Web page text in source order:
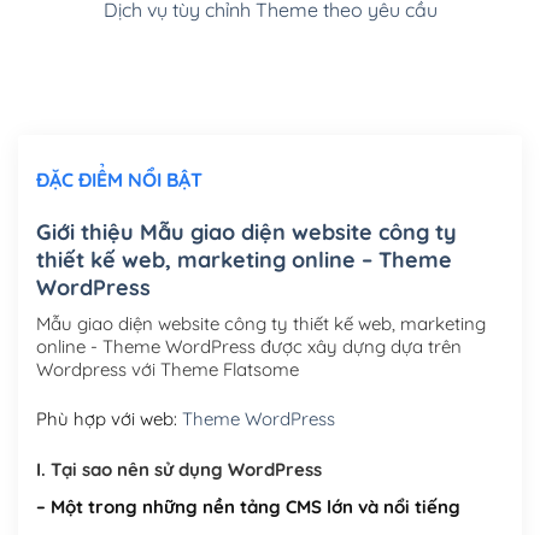
Cài đặt SMTP Mail cho site Wordpress(+100,000₫)
Mua thêm Host + Tên miền
Tên miền quốc tế .com .net .org (1 năm)
Tên miền Việt Nam .vn (1 năm)(+550,000₫)
Hosting 2GB SSD (1 năm) (+450,000₫)
Hosting 3GB SSD (1 năm) (+550,000₫)
Hosting 5GB SSD (1 năm) (+650,000₫)
Hosting 8GB SSD (1 năm)
Dịch vụ tùy chỉnh Theme theo yêu cầu
ĐẶC ĐIỂM NỔI BẬT
Giới thiệu Mẫu giao diện website công ty
thiết kế web, marketing online – Theme
WordPress
Mẫu giao diện website công ty thiết kế web, marketing
online - Theme WordPress được xây dựng dựa trên
Wordpress với Theme Flatsome
Phù hợp với web: Theme WordPress
I. Tại sao nên sử dụng WordPress
– Một trong những nền tảng CMS lớn và nổi tiếng